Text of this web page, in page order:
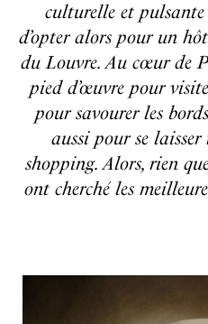
culturelle et
d’opter alors pour un
du Louvre. Au cœur de
pied d’œuvre pour
pour savourer les
aussi pour se
shopping. Alors, rien
ont cherché les